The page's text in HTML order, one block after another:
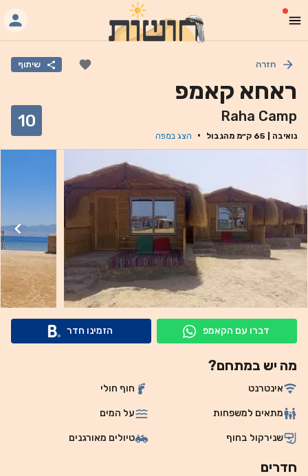
חזרה שיתוף
ראחא קאמפ
Raha Camp
נואיבה 65 ק״מ מהגבול · הצג במפה
10
דברו עם הקאמפ הזמינו חדר
מה יש במתחם?
אינטרנט חוף חולי
מתאים למשפחות על המים
שנירקול בחוף טיולים מאורגנים
חדרים